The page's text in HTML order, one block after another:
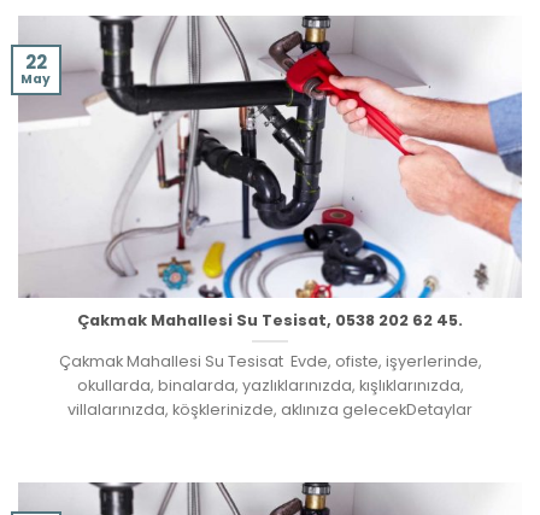
Çakmak Mahallesi Su Tesisat, 0538 202 62 45.
Çakmak Mahallesi Su Tesisat Evde, ofiste, işyerlerinde,
okullarda, binalarda, yazlıklarınızda, kışlıklarınızda,
villalarınızda, köşklerinizde, aklınıza gelecekDetaylar
22
May